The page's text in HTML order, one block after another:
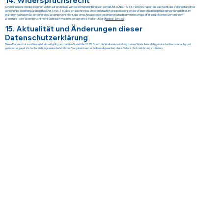
Sofern Ihre personenbezogenen Daten auf Grundlage von berechtigten Interessen gemäß Art. 6 Abs. 1 S. 1 lit. f DSGVO haben Sie das Recht, der Verarbeitung Ihrer
personenbezogenen Daten gemäß Art. 6 Abs. 1 lit., die sich aus Ihrer besonderen Situation ergeben oder sich der Widerspruch gegen Direktwerbung richtet. Im
letzteren Fall haben Sie ein generelles Widerspruchsrecht, das ohne Angabe einer besonderen Situation von mir umgesetzt wird. Möchten Sie von Ihrem
Widerrufs- oder Widerspruchsrecht Gebrauch machen, genügt eine E-Mail an LK (at)Radical-Zero.eu
15. Aktualität und Änderungen dieser
Datenschutzerklärung
Diese Datenschutzerklärung ist aktuell gültig und hat den Stand Mai 2025. Durch die Weiterentwicklung meiner Website und Angebote darüber oder aufgrund
geänderter gesetzlicher beziehungsweise behördlicher Vorgaben kann es notwendig werden, diese Datenschutzerklärung zu ändern.